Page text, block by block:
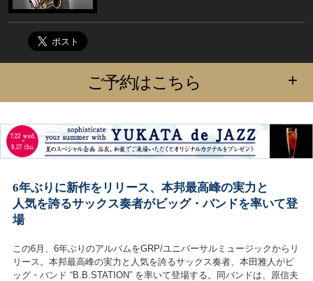
ご予約はこちら +
6年ぶりに新作をリリース、本邦最高峰の実力と
人気を誇るサックス奏者がビッグ・バンドを率いて登
場
この6月、6年ぶりのアルバムをGRP/ユニバーサルミュージックからリ
リース。本邦最高峰の実力と人気を誇るサックス奏者、本田雅人がビ
ッグ・バンド “B.B.STATION” を率いて登場する。同バンドは、原信夫